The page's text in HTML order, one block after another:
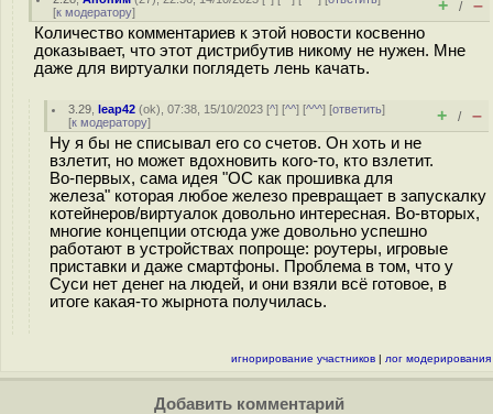
[к модератору] + / –
Количество комментариев к этой новости косвенно
доказывает, что этот дистрибутив никому не нужен. Мне
даже для виртуалки поглядеть лень качать.
3.29 ,leap42 (ok), 07:38, 15/10/2023 [^] [^^] [^^^] [ответить]
[к модератору] + / –
Ну я бы не списывал его со счетов. Он хоть и не
взлетит, но может вдохновить кого-то, кто взлетит.
Во-первых, сама идея "ОС как прошивка для
железа" которая любое железо превращает в запускалку
котейнеров/виртуалок довольно интересная. Во-вторых,
многие концепции отсюда уже довольно успешно
работают в устройствах попроще: роутеры, игровые
приставки и даже смартфоны. Проблема в том, что у
Суси нет денег на людей, и они взяли всё готовое, в
итоге какая-то жырнота получилась.
игнорирование участников | лог модерирования
Добавить комментарий